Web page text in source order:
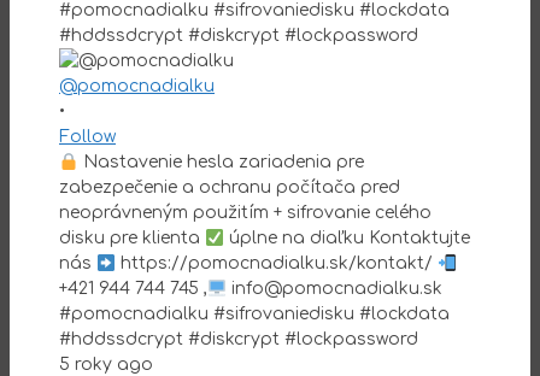
@pomocnadialku
•
Follow
Nastavenie hesla zariadenia pre
zabezpečenie a ochranu počítača pred
neoprávneným použitím + sifrovanie celého
disku pre klienta
úplne na diaľku Kontaktujte
nás
https://pomocnadialku.sk/kontakt/
+421 944 744 745 ,
info@pomocnadialku.sk
#pomocnadialku #sifrovaniedisku #lockdata
#hddssdcrypt #diskcrypt #lockpassword
5 roky ago